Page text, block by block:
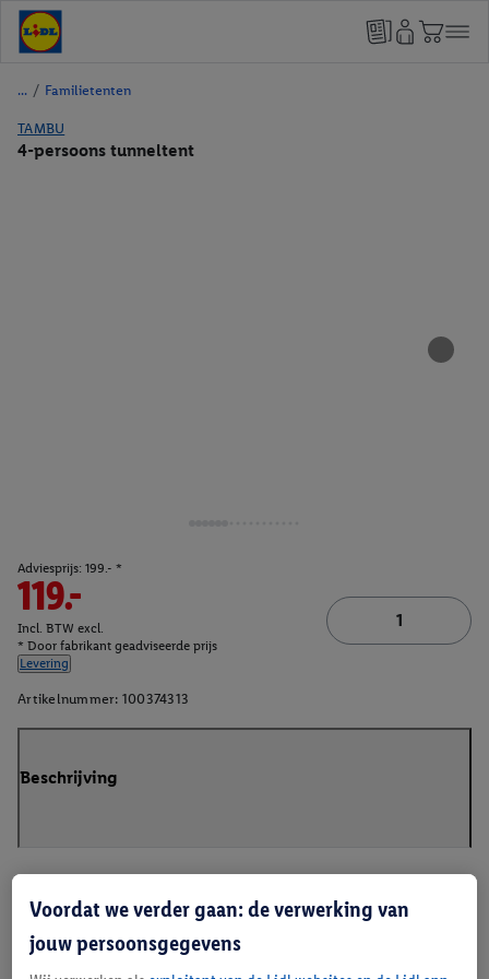
/ Familietenten
TAMBU
4-persoons tunneltent
Adviesprijs: 199.- *
119.-
Incl. BTW excl.
* Door fabrikant geadviseerde prijs
Levering
Artikelnummer: 100374313
Beschrijving
Voordat we verder gaan: de verwerking van
jouw persoonsgegevens